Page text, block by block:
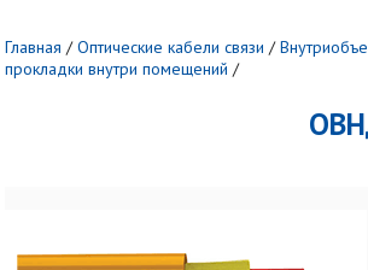
Главная /Оптические кабели связи /
прокладки внутри помещений /